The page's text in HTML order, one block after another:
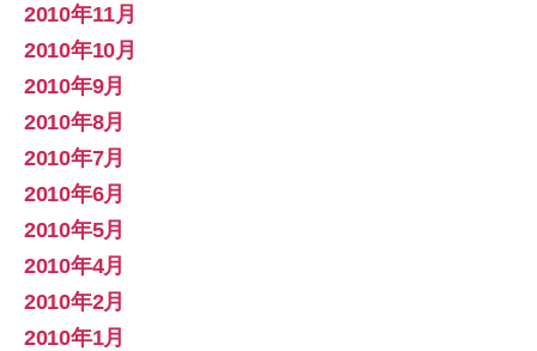
2010年11月
2010年10月
2010年9月
2010年8月
2010年7月
2010年6月
2010年5月
2010年4月
2010年2月
2010年1月